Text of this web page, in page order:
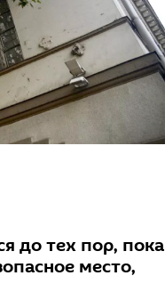
до тех пор, пока
место,